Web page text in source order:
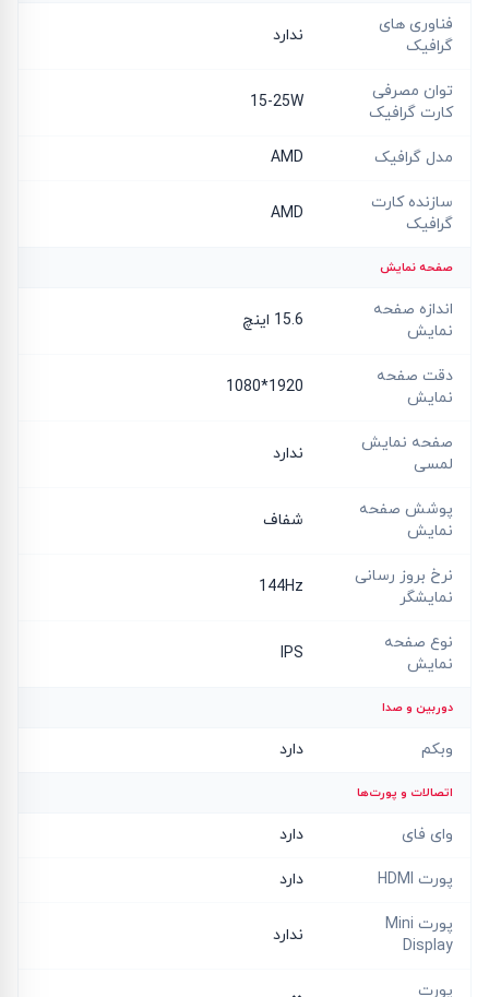
فناوری های
گرافیک
ندارد
توان مصرفی
کارت گرافیک
15-25W
مدل گرافیک AMD
سازنده کارت
گرافیک
AMD
صفحه نمایش
اندازه صفحه
نمایش
15.6 اینچ
دقت صفحه
نمایش
1920*1080
صفحه نمایش
لمسی
ندارد
پوشش صفحه
نمایش
شفاف
نرخ بروز رسانی
نمایشگر
144Hz
نوع صفحه
نمایش
IPS
دوربین و صدا
وبکم دارد
اتصالات و پورت‌ها
وای فای دارد
پورت HDMI دارد
پورت Mini
Display
ندارد
پورت